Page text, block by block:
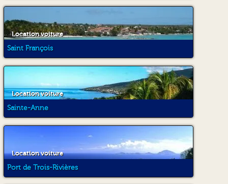
Location voiture
Saint François
Location voiture
Sainte-Anne
Location voiture
Port de Trois-Rivières